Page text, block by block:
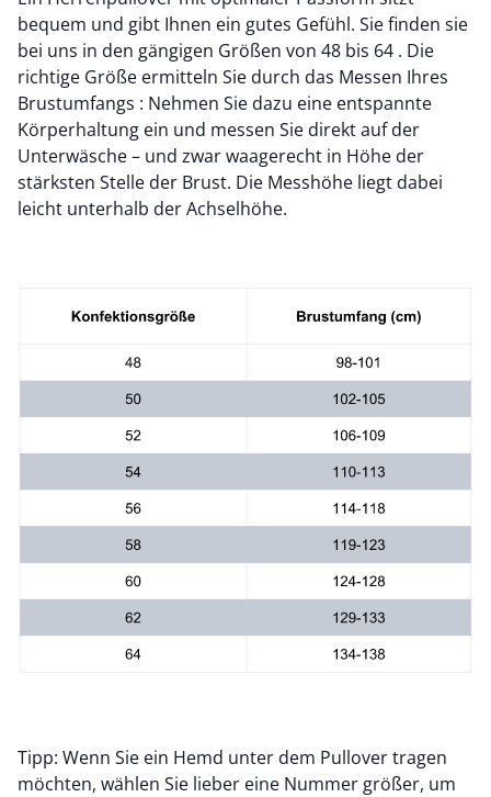
bequem und gibt Ihnen ein gutes Gefühl. Sie finden sie
bei uns in den gängigen Größen von 48 bis 64 . Die
richtige Größe ermitteln Sie durch das Messen Ihres
Brustumfangs : Nehmen Sie dazu eine entspannte
Körperhaltung ein und messen Sie direkt auf der
Unterwäsche – und zwar waagerecht in Höhe der
stärksten Stelle der Brust. Die Messhöhe liegt dabei
leicht unterhalb der Achselhöhe.
Tipp: Wenn Sie ein Hemd unter dem Pullover tragen
möchten, wählen Sie lieber eine Nummer größer, um